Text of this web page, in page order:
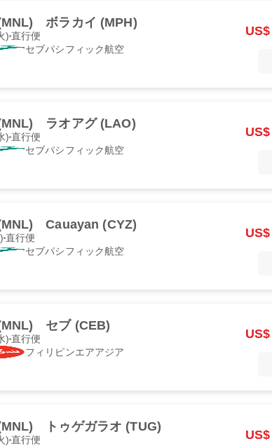
ボラカイ (MPH)
)直行便
セブパシフィック航空
ラオアグ (LAO)
)直行便
セブパシフィック航空
Cauayan (CYZ)
直行便
セブパシフィック航空
セブ (CEB)
)直行便
フィリピンエアアジア
トゥゲガラオ (TUG)
)直行便